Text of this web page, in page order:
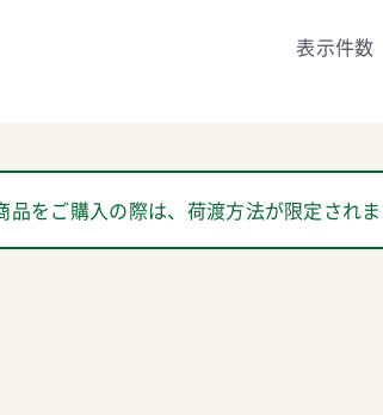
表示件数
をご購入の際は、荷渡方法が限定されま